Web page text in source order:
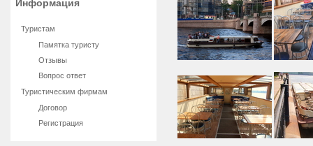
Информация
Туристам
Памятка туристу
Отзывы
Вопрос ответ
Туристическим фирмам
Договор
Регистрация